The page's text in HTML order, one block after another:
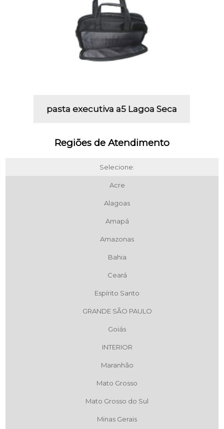
pasta executiva a5 Lagoa Seca
Regiões de Atendimento
Selecione:
Acre
Alagoas
Amapá
Amazonas
Bahia
Ceará
Espírito Santo
GRANDE SÃO PAULO
Goiás
INTERIOR
Maranhão
Mato Grosso
Mato Grosso do Sul
Minas Gerais